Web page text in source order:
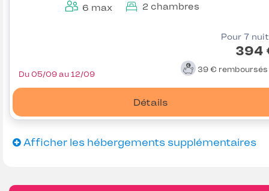
6 max 2 chambres
Pour 7
394
39 € remboursés
Détails
Du 05/09 au 12/09
Afficher les hébergements supplémentaires